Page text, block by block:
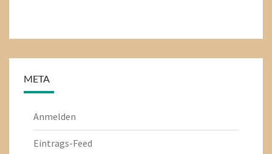
META
Anmelden
Eintrags-Feed